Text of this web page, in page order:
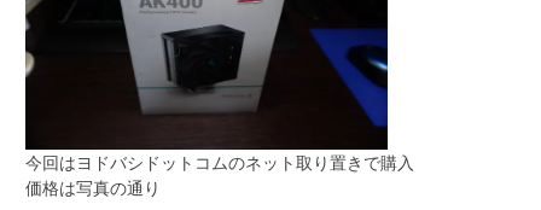
今回はヨドバシドットコムのネット取り置きで購入
価格は写真の通り